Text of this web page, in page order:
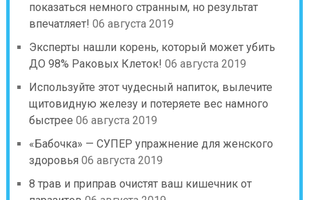
показаться немного странным, но результат
впечатляет! 06 августа 2019
Эксперты нашли корень, который может убить
ДО 98% Раковых Клеток! 06 августа 2019
Используйте этот чудесный напиток, вылечите
щитовидную железу и потеряете вес намного
быстрее 06 августа 2019
«Бабочка» — СУПЕР упражнение для женского
здоровья 06 августа 2019
8 трав и приправ очистят ваш кишечник от